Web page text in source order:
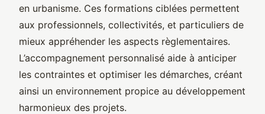
en urbanisme. Ces formations ciblées permettent
aux professionnels, collectivités, et particuliers de
mieux appréhender les aspects règlementaires.
L’accompagnement personnalisé aide à anticiper
les contraintes et optimiser les démarches, créant
ainsi un environnement propice au développement
harmonieux des projets.